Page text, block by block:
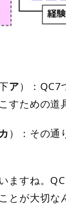
ア）：QC7
すための道
カ ）：その通
ますね。
とが大切